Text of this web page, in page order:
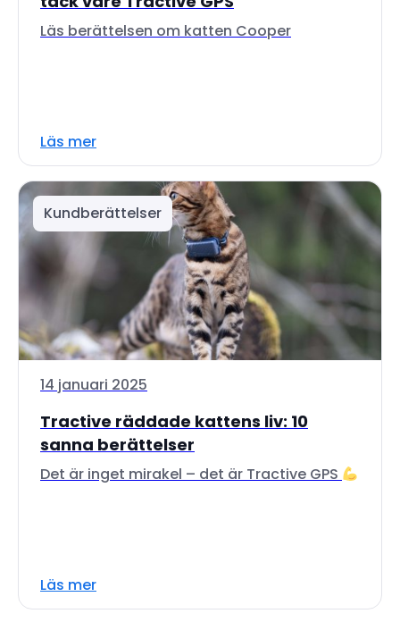
Läs berättelsen om katten Cooper
Läs mer
Kundberättelser
14 januari 2025
Tractive räddade kattens liv: 10
sanna berättelser
Det är inget mirakel – det är Tractive GPS
Läs mer